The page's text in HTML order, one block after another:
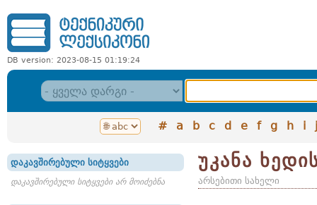
DB version: 2023-08-15 01:19:24
# a b c d e f g h i j
დაკავშირებული სიტყვები
დაკავშირებული სიტყვები არ მოიძებნა
უკანა
არსებითი სახელი